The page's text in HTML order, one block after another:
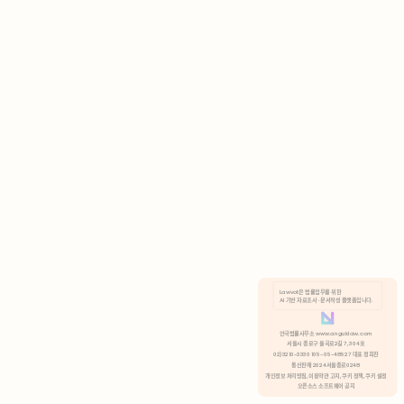
분석 쿠키 허용
Lawvot은 법률업무를 위한
AI 기반 자료조사 · 문서작성 플랫폼입니다.
안국법률사무소 www.anguklaw.com
서울시 종로구 율곡로2길 7, 304호
02)3210-3330 105-05-48527 대표 정희찬
통신판매 2024서울종로0248
개인정보 처리방침, 이용약관 고지, 쿠키 정책, 쿠키 설정
오픈소스 소프트웨어 공지